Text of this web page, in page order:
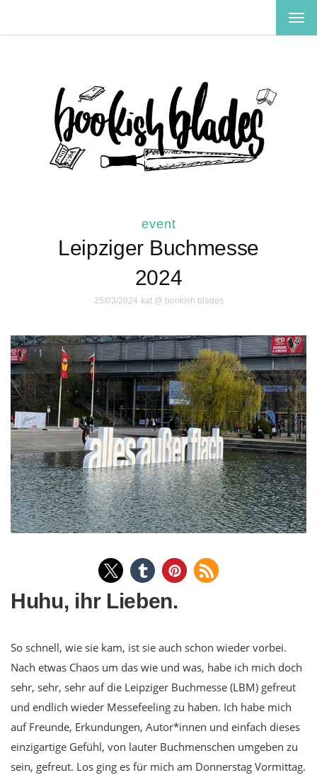
event
Leipziger Buchmesse
2024
25/03/2024 kat @ bookish blades
Huhu, ihr Lieben.
So schnell, wie sie kam, ist sie auch schon wieder vorbei.
Nach etwas Chaos um das wie und was, habe ich mich doch
sehr, sehr, sehr auf die Leipziger Buchmesse (LBM) gefreut
und endlich wieder Messefeeling zu haben. Ich habe mich
auf Freunde, Erkundungen, Autor*innen und einfach dieses
einzigartige Gefühl, von lauter Buchmenschen umgeben zu
sein, gefreut. Los ging es für mich am Donnerstag Vormittag.